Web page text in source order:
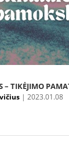
– TIKĖJIMO
| 2023.01.08